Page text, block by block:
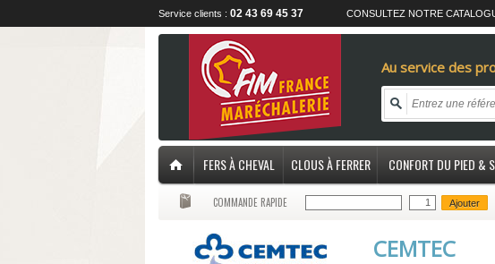
Service clients : 02 43 69 45 37 CONSULTEZ NOTRE
Au service des
FERS À CHEVAL CLOUS À FERRER CONFORT DU PIED &
COMMANDE RAPIDE Ajouter
CEMTEC